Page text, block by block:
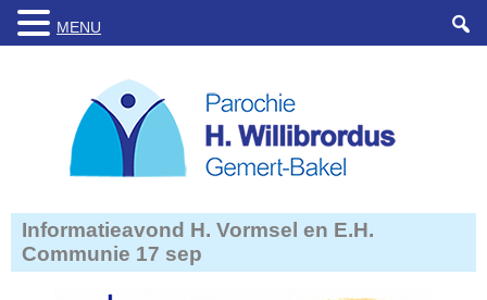
Informatieavond H. Vormsel en E.H.
Communie 17 sep
MENU